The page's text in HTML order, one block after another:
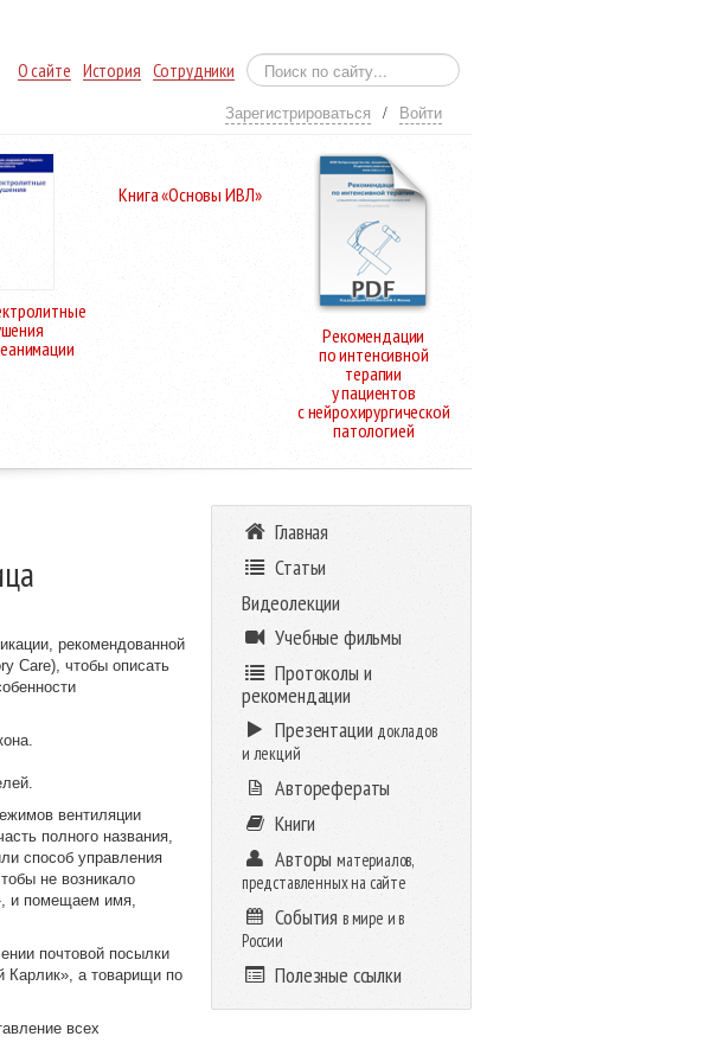
О сайте История Сотрудники
Зарегистрироваться / Войти
Книга «Основы ИВЛ»
Рекомендации
по интенсивной
терапии
у пациентов
с нейрохирургической
патологией
рекомендованной
Care), чтобы описать
вентиляции
полного названия,
способ управления
не возникало
и помещаем имя,
почтовой посылки
Карлик», а товарищи по
всех
Главная
Статьи
Видеолекции
Учебные фильмы
Протоколы и
рекомендации
Презентации докладов
и лекций
Авторефераты
Книги
Авторыматериалов,
представленных на сайте
События в мире и в
России
Полезные ссылки